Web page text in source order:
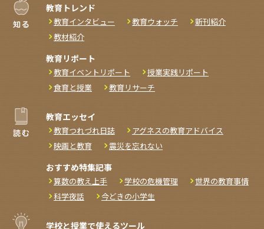
教育トレンド
教育インタビュー 教育ウォッチ
新刊紹介
教材紹介
教育リポート
教育イベントリポート
授業実践リポート
食育と授業
教育リサーチ
教育エッセイ
教育つれづれ日誌
アグネスの教育アドバイス
映画と教育
震災を忘れない
おすすめ特集記事
算数の教え上手 学校の危機管理
世界の教育事情
科学夜話
今どきの小学生
学校と授業で使えるツール